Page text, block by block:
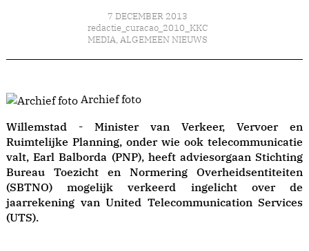
7 DECEMBER 2013
redactie_curacao_2010_KKC
MEDIA, ALGEMEEN NIEUWS
Archief foto
Willemstad - Minister van Verkeer, Vervoer en
Ruimtelijke Planning, onder wie ook telecommunicatie
valt, Earl Balborda (PNP), heeft adviesorgaan Stichting
Bureau Toezicht en Normering Overheidsentiteiten
(SBTNO) mogelijk verkeerd ingelicht over de
jaarrekening van United Telecommunication Services
(UTS).